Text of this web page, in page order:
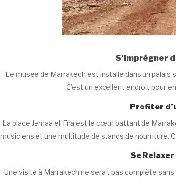
S’Imprégner
Le musée de Marrakech est installé dans un
C’est un excellent endroit pour
Profiter
La place Jemaa el-Fna est le cœur battant de
musiciens et une multitude de stands de nourriture.
Se
Une visite à Marrakech ne serait pas complète